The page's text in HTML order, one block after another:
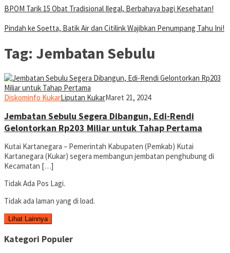
BPOM Tarik 15 Obat Tradisional Ilegal, Berbahaya bagi Kesehatan!
Pindah ke Soetta, Batik Air dan Citilink Wajibkan Penumpang Tahu Ini!
Tag: Jembatan Sebulu
Diskominfo KukarLiputan KukarMaret 21, 2024
Jembatan Sebulu Segera Dibangun, Edi-Rendi
Gelontorkan Rp203 Miliar untuk Tahap Pertama
Kutai Kartanegara – Pemerintah Kabupaten (Pemkab) Kutai
Kartanegara (Kukar) segera membangun jembatan penghubung di
Kecamatan […]
Tidak Ada Pos Lagi.
Tidak ada laman yang di load.
Lihat Lainnya
Kategori Populer